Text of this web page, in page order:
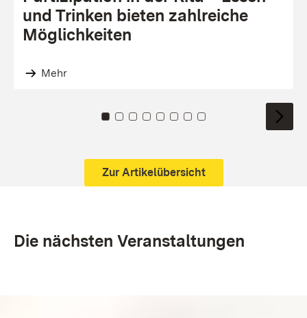
und Trinken bieten zahl­reiche
Möglich­keiten
Mehr
Zu Kachel: 0
Zu Kachel: 1
Zu Kachel: 2
Zu Kachel: 3
Zu Kachel: 4
Zu Kachel: 5
Zu Kachel: 6
Zu Kachel: 7
Zur Artikelübersicht
Die nächsten Veranstaltungen